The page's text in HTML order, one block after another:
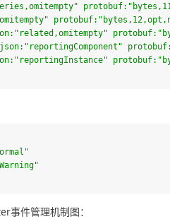
" protobuf:" bytes,
" protobuf:" bytes, 12
"related,omitempty" protobuf:
json: "reportingComponent" protobuf:
"reportingInstance" protobuf:
事件管理机制图：